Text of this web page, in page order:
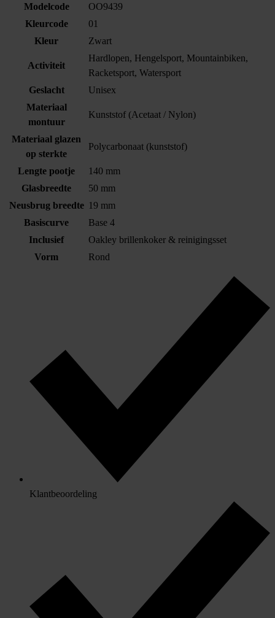
Modelcode
OO9439
Kleurcode
01
Kleur
Zwart
Activiteit
Hardlopen, Hengelsport, Mountainbiken,
Racketsport, Watersport
Geslacht
Unisex
Materiaal
montuur
Kunststof (Acetaat / Nylon)
Materiaal glazen
op sterkte
Polycarbonaat (kunststof)
Lengte pootje
140 mm
Glasbreedte
50 mm
Neusbrug breedte 19 mm
Basiscurve
Base 4
Inclusief
Oakley brillenkoker & reinigingsset
Vorm
Rond
Klantbeoordeling